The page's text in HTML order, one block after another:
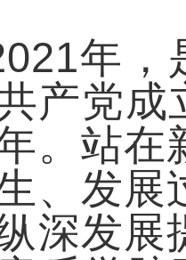
年，
产党
。站在
、发展
深发展